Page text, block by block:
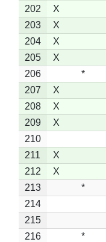
202
X
203
X
204
X
205
X
206
*
207
X
208
X
209
X
210
211
X
212
X
213
*
214
215
216
*